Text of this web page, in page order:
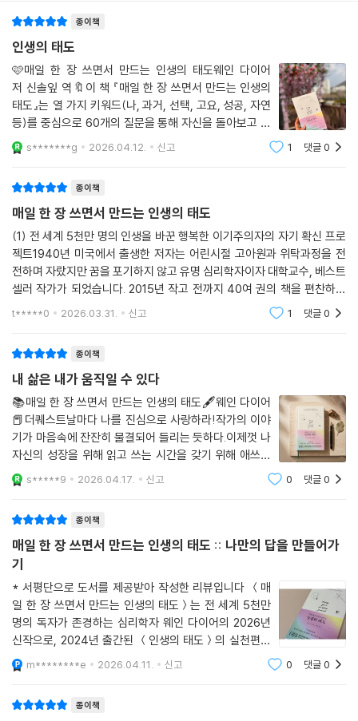
종이책
인생의 태도
🩷매일 한 장 쓰면서 만드는 인생의 태도웨인 다이어
저 신솔잎 역🔖이 책 『매일 한 장 쓰면서 만드는 인생의
태도』는 열 가지 키워드(나, 과거, 선택, 고요, 성공, 자연
등)를 중심으로 60개의 질문을 통해 자신을 돌아보고 마
음을 가다듬을 수 있는 시간을 선물합니다. 그 과정에서
우리는 스스로를 알게 됩니다. 얼마만큼 왔는지, 앞으로
s*******g 2026.04.12. 신고 1 댓글0
종이책
매일 한 장 쓰면서 만드는 인생의 태도
(1) 전 세계 5천만 명의 인생을 바꾼 행복한 이기주의자의 자기 확신 프로
젝트1940년 미국에서 출생한 저자는 어린시절 고아원과 위탁과정을 전
전하며 자랐지만 꿈을 포기하지 않고 유명 심리학자이자 대학교수, 베스트
셀러 작가가 되었습니다. 2015년 작고 전까지 40여 권의 책을 편찬하였
고, 오프라 윈프리 & 루이스 헤이 등 명사들의 멘토로 활동했습니다. 본 책
t*****0 2026.03.31. 신고 1 댓글0
종이책
내 삶은 내가 움직일 수 있다
📚매일 한 장 쓰면서 만드는 인생의 태도🖋웨인 다이어
📕더퀘스트날마다 나를 진심으로 사랑하라!작가의 이야
기가 마음속에 잔잔히 물결되어 들리는 듯하다.이제껏 나
자신의 성장을 위해 읽고 쓰는 시간을 갖기 위해 애쓰지
않은 사람은 없다.인생의 태도의 실전편이라고 할 수 있는
이 책은 매일 한 장 쓰며 내 자신에 대해 알아가는 시간을
s*****9 2026.04.17. 신고 0 댓글0
종이책
매일 한 장 쓰면서 만드는 인생의 태도 :: 나만의 답을 만들어가
기
* 서평단으로 도서를 제공받아 작성한 리뷰입니다 ＜매
일 한 장 쓰면서 만드는 인생의 태도＞는 전 세계 5천만
명의 독자가 존경하는 심리학자 웨인 다이어의 2026년
신작으로, 2024년 출간된 ＜인생의 태도＞의 실천편이
다. ＜인생의 태도＞가 삶을 대하는 자세와 태도에 대한
통찰을 '읽는' 책이었다면, 이 책은 그 메시지를 직접 '쓰면
m********e 2026.04.11. 신고 0 댓글0
종이책